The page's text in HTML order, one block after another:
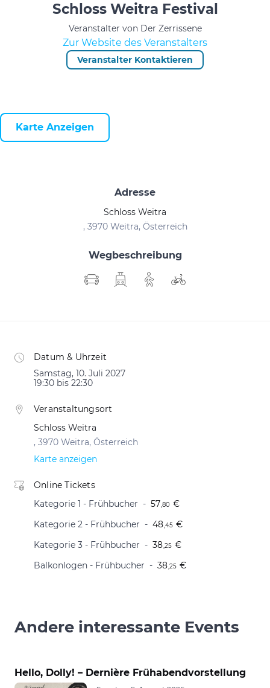
Schloss Weitra Festival
Veranstalter von Der Zerrissene
Zur Website des Veranstalters
Veranstalter Kontaktieren
Karte Anzeigen
Adresse
Schloss Weitra
, 3970 Weitra, Österreich
Wegbeschreibung
Datum & Uhrzeit
Samstag, 10. Juli 2027
19:30 bis 22:30
Veranstaltungsort
Schloss Weitra
, 3970 Weitra, Österreich
Karte anzeigen
Online Tickets
Kategorie 1 - Frühbucher
57,80 €
Kategorie 2 - Frühbucher
48,45 €
Kategorie 3 - Frühbucher
38,25 €
Balkonlogen - Frühbucher
38,25 €
Andere interessante Events
Hello, Dolly! – Dernière Frühabendvorstellung